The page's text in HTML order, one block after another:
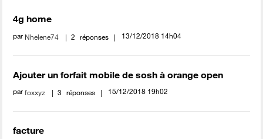
4g home
par Nhelene74 2 réponses ‎13/12/2018 14h04
Ajouter un forfait mobile de sosh à orange open
parfoxxyz 3 réponses ‎15/12/2018 19h02
facture